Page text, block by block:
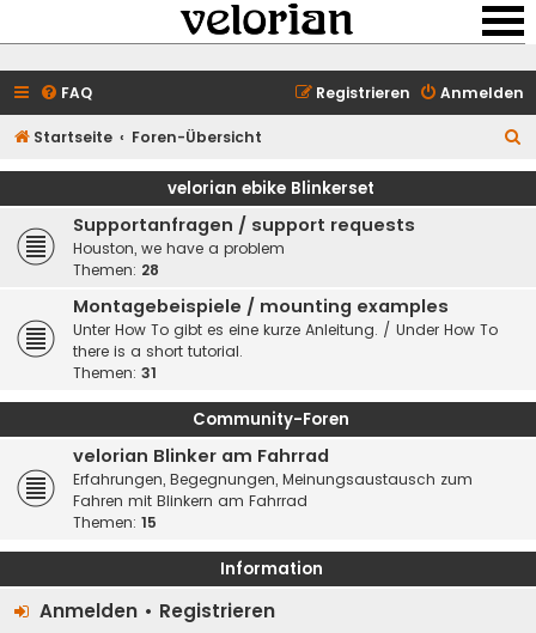
FAQ Anmelden
Registrieren
Startseite Foren-Übersicht
u
velorian ebike Blinkerset
Supportanfragen / support requests
Houston, we have a problem
Themen: 28
Montagebeispiele / mounting examples
Unter How To gibt es eine kurze Anleitung. / Under How To
there is a short tutorial.
Themen: 31
Community-Foren
velorian Blinker am Fahrrad
Erfahrungen, Begegnungen, Meinungsaustausch zum
Fahren mit Blinkern am Fahrrad
Themen: 15
Information
Anmelden • Registrieren